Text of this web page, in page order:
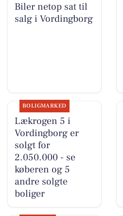
Biler netop sat til
salg i Vordingborg
BOLIGMARKED
Lækrogen 5 i
Vordingborg er
solgt for
2.050.000 - se
køberen og 5
andre solgte
boliger